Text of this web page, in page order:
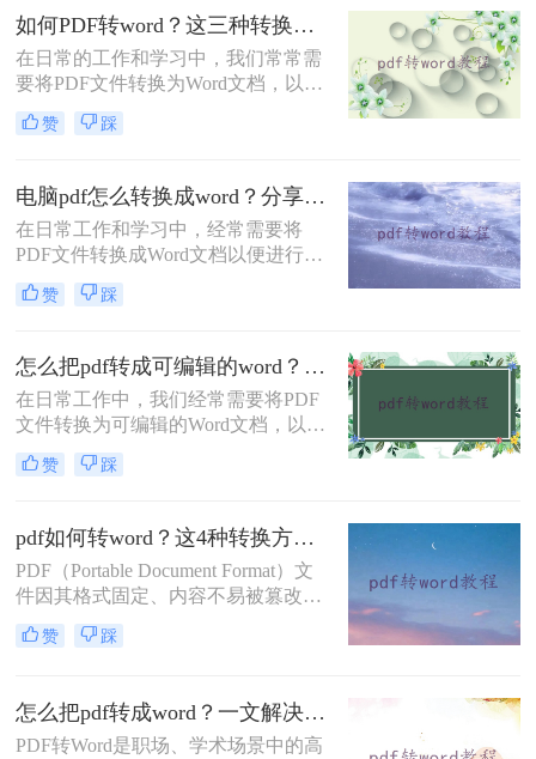
档，以便进行编辑和修改。那么电脑
pdf怎么免费转word呢？本文将介绍两
种免费将电脑上的PDF转换为Word的
方法。
如何PDF转word？这三种转换方法了解一下！
在日常的工作和学习中，我们常常需
要将PDF文件转换为Word文档，以便
进行编辑和修改。然而，由于PDF和
Word是两种不同的文件格式，转换过
PDF转word呢？本文将介绍三种高效
且实用的PDF转Word方法，帮助用户
轻松完成文件格式转换。
赞 踩
电脑pdf怎么转换成word？分享三种实用转换方法！
在日常工作和学习中，经常需要将
PDF文件转换成Word文档以便进行编
辑和修改。那么电脑pdf怎么转换成
word呢？本文将介绍三种常用的电脑
赞 踩
怎么把pdf转成可编辑的word？建议收藏这五种转换方法！
在日常工作中，我们经常需要将PDF
文件转换为可编辑的Word文档，以便
于修改、编辑和重新排版。然而，由
于PDF文件的特殊性质，直接转换可
题。那么怎么把pdf转成可编辑的word
呢？本文将详细介绍几种将PDF转换
为可编辑Word的方法。
赞 踩
pdf如何转word？这4种转换方法试试！
PDF（Portable Document Format）文
件因其格式固定、内容不易被篡改以
及跨平台兼容性等特性，在日常办公
和学习中得到了广泛应用。然而，在
编辑和修改。那么pdf如何转word呢？
本文将详细介绍四种将PDF转换为
赞 踩
怎么把pdf转成word？一文解决所有转换难题！
PDF转Word是职场、学术场景中的高